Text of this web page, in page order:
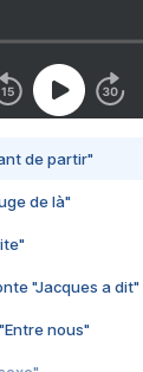
de partir"
de là"
"Jacques a dit"
nous"